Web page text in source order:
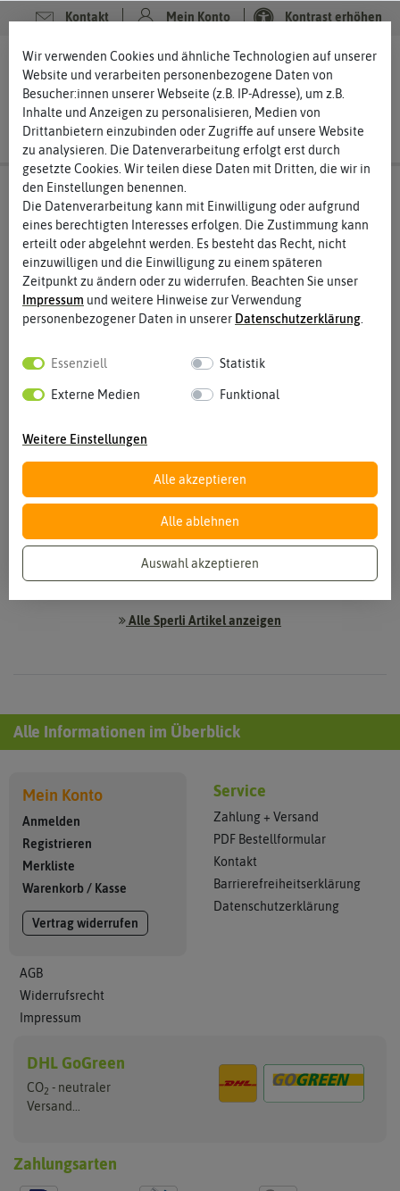
Kontakt Mein Konto Kontrast erhöhen
0 0
Sperli
wächst dir ans Herz!
Das Unternehmen Sperli gehört zu den Ältesten im Bereich
Saatgut in Deutschland. Gegründet wurde das Unternehmen
und 2480 Blumen. Die heutige Sperli GmbH ist europaweit
tätig und zählt zu den führenden Anbietern von Sämereien
wichtigen Beitrag zur Erhaltung der Sortenvielfalt, denn viele
Sorten haben Tradition und werden nur noch von
Hobbygärtnern gezüchtet und erhalten. Die Qualität des
Saatgutes wird im Labor und auf eigenen Probefeldern
ständig überprüft. Jährlich nimmt das Unternehmen etwa 30
Neuheiten ins Programm auf. Nach dem Motto: „Hier kommt
nur das Beste in die Tüte“ können Kunden auf hochwertige
Alle Sperli Artikel anzeigen
Alle Informationen im Überblick
Mein Konto
Anmelden
Registrieren
Merkliste
Warenkorb / Kasse
Vertrag widerrufen
AGB
Widerrufsrecht
Impressum
Service
Zahlung + Versand
PDF Bestellformular
Kontakt
Barrierefreiheitserklärung
Datenschutzerklärung
DHL GoGreen
CO2 - neutraler
Versand...
Zahlungsarten
Wir verwenden Cookies und ähnliche Technologien auf unserer
Website und verarbeiten personenbezogene Daten von
Besucher:innen unserer Webseite (z.B. IP-Adresse), um z.B.
Inhalte und Anzeigen zu personalisieren, Medien von
Drittanbietern einzubinden oder Zugriffe auf unsere Website
zu analysieren. Die Datenverarbeitung erfolgt erst durch
gesetzte Cookies. Wir teilen diese Daten mit Dritten, die wir in
den Einstellungen benennen.
Die Datenverarbeitung kann mit Einwilligung oder aufgrund
eines berechtigten Interesses erfolgen. Die Zustimmung kann
erteilt oder abgelehnt werden. Es besteht das Recht, nicht
einzuwilligen und die Einwilligung zu einem späteren
Zeitpunkt zu ändern oder zu widerrufen. Beachten Sie unser
Impressum und weitere Hinweise zur Verwendung
personenbezogener Daten in unserer Daten­schutz­erklärung
Essenziell Statistik
Externe Medien Funktional
Weitere Einstellungen
Alle akzeptieren
Alle ablehnen
Auswahl akzeptieren